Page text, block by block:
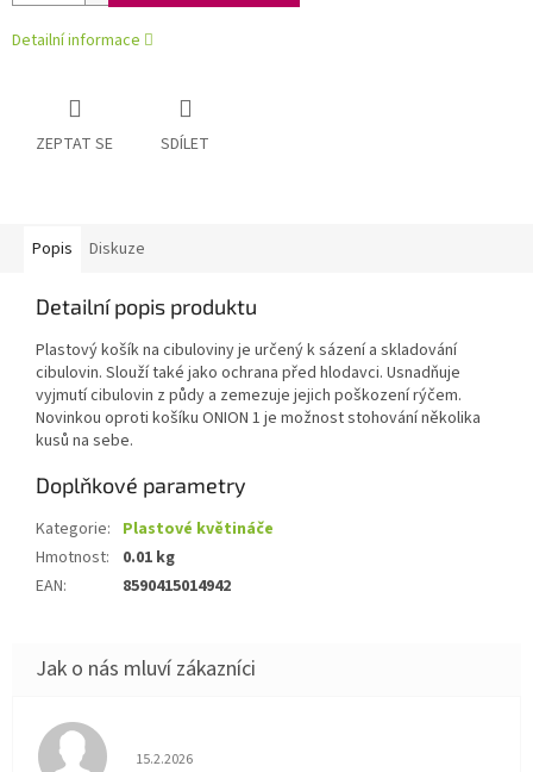
Detailní informace
ZEPTAT SE SDÍLET
Popis Diskuze
Detailní popis produktu
Plastový košík na cibuloviny je určený k sázení a skladování
cibulovin. Slouží také jako ochrana před hlodavci. Usnadňuje
vyjmutí cibulovin z půdy a zemezuje jejich poškození rýčem.
Novinkou oproti košíku ONION 1 je možnost stohování několika
kusů na sebe.
Doplňkové parametry
Kategorie: Plastové květináče
Hmotnost:
0.01 kg
EAN: 8590415014942
Hodnocení obchodu je 5 z 5 hvězdiček.
15.2.2026